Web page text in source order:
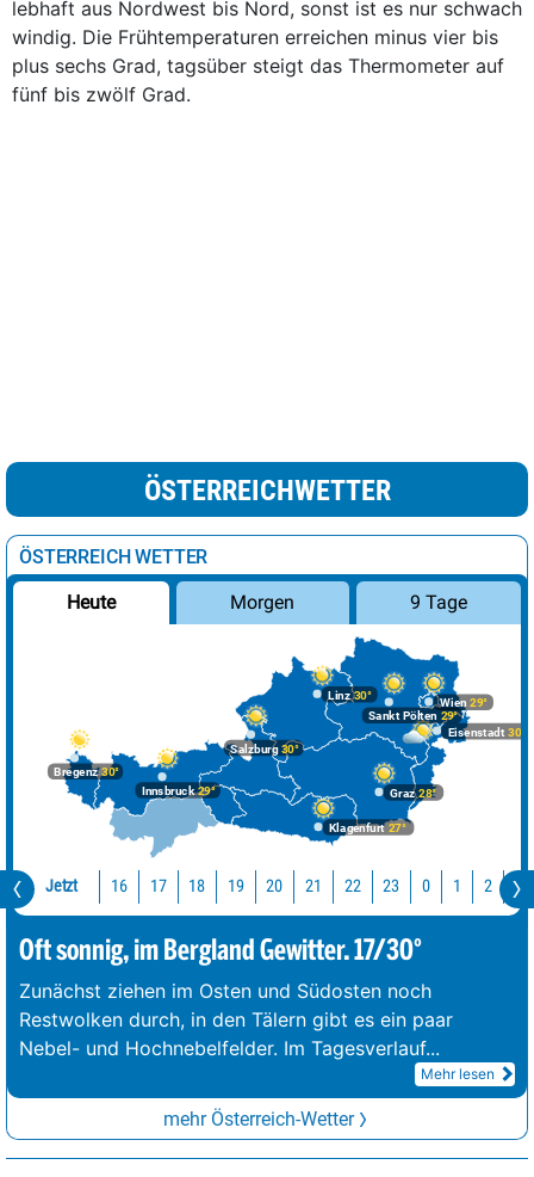
lebhaft aus Nordwest bis Nord, sonst ist es nur schwach
windig. Die Frühtemperaturen erreichen minus vier bis
plus sechs Grad, tagsüber steigt das Thermometer auf
fünf bis zwölf Grad.
ÖSTERREICHWETTER
ÖSTERREICH WETTER
Heute Morgen 9 Tage
Bregenz30°
Graz28°
Innsbruck29°
Klagenfurt 27°
Linz30°
Salzburg30°
Wien 29°
Eisenstadt 30°
Sankt Pölten 29°
Jetzt 16 17 18 19 20 21 22 23 0 1 2 3
Oft sonnig, im Bergland Gewitter. 17/30°
Zunächst ziehen im Osten und Südosten noch
Restwolken durch, in den Tälern gibt es ein paar
Nebel- und Hochnebelfelder. Im Tagesverlauf...
Mehr lesen
mehr Österreich-Wetter